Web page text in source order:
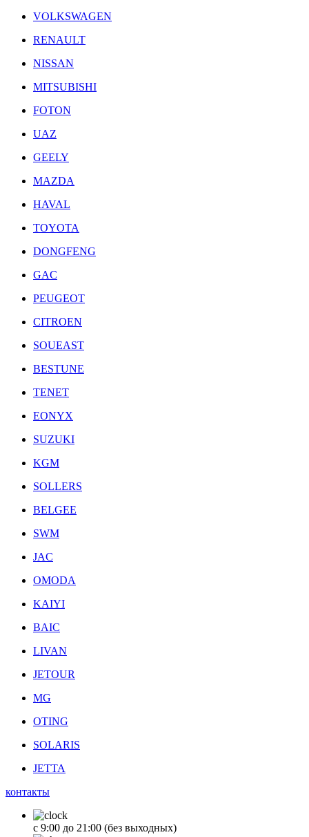
VOLKSWAGEN
RENAULT
NISSAN
MITSUBISHI
FOTON
UAZ
GEELY
MAZDA
HAVAL
TOYOTA
DONGFENG
GAC
PEUGEOT
CITROEN
SOUEAST
BESTUNE
TENET
EONYX
SUZUKI
KGM
SOLLERS
BELGEE
SWM
JAC
OMODA
KAIYI
BAIC
LIVAN
JETOUR
MG
OTING
SOLARIS
JETTA
контакты
с 9:00 до 21:00 (без выходных)